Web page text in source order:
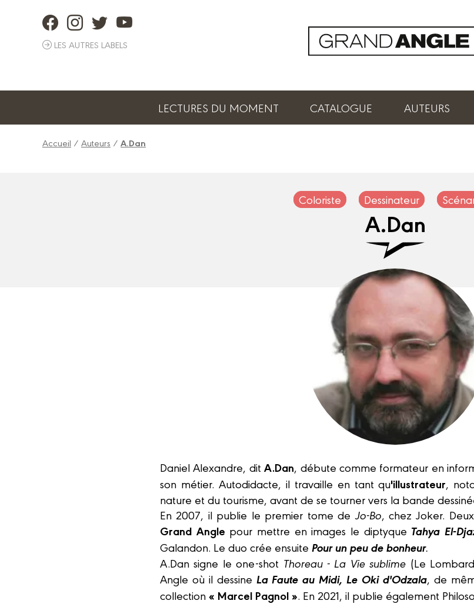
LES AUTRES LABELS
LECTURES DU MOMENT CATALOGUE AUTEURS
Accueil / Auteurs / A.Dan
Coloriste Dessinateur
A.Dan
Daniel Alexandre, ditA.Dan, débute comme formateur en
son métier. Autodidacte, il travaille en tant qu'illustrateur,
nature et du tourisme, avant de se tourner vers la bande
En 2007, il publie le premier tome de Jo-Bo, chez Joker.
Grand Angle pour mettre en images le diptyque Tahya El-
Galandon. Le duo crée ensuite Pour un peu de bonheur.
A.Dan signe le one-shot Thoreau - La Vie sublime (Le
Angle où il dessine La Faute au Midi, Le Oki d'Odzala, de
collection« Marcel Pagnol ». En 2021, il publie également